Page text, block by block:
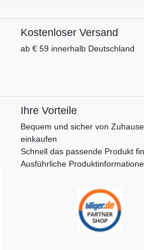
Kostenloser Versand
ab € 59 innerhalb Deutschland
Ihre Vorteile
Bequem und sicher von Zuhause
einkaufen
Schnell das passende Produkt
Ausführliche